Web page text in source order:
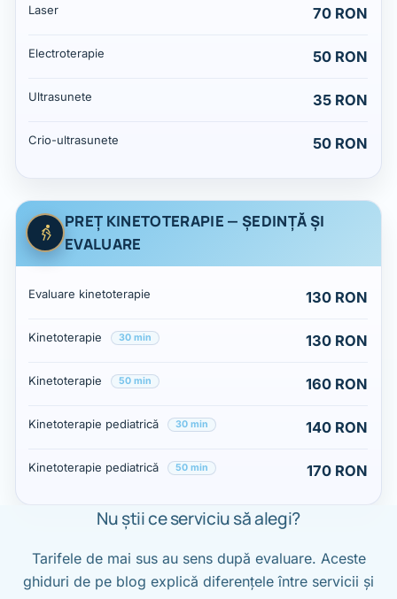
Laser 70 RON
Electroterapie 50 RON
Ultrasunete 35 RON
Crio-ultrasunete 50 RON
PREȚ KINETOTERAPIE — ȘEDINȚĂ ȘI
EVALUARE
Serviciu Preț
Evaluare kinetoterapie 130 RON
Kinetoterapie 30 min 130 RON
Kinetoterapie 50 min 160 RON
Kinetoterapie pediatrică 30 min 140 RON
Kinetoterapie pediatrică 50 min 170 RON
Nu știi ce serviciu să alegi?
Tarifele de mai sus au sens după evaluare. Aceste
ghiduri de pe blog explică diferențele între servicii și